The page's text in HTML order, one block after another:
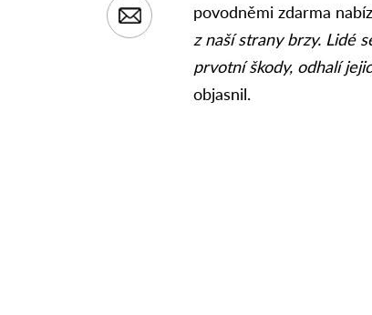
povodněmi zdarma
z naší strany brzy. Lidé
prvotní škody, odhalí
objasnil.